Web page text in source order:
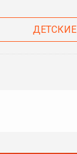
ДЕТСКИЕ